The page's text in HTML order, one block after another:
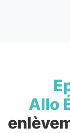
Allo